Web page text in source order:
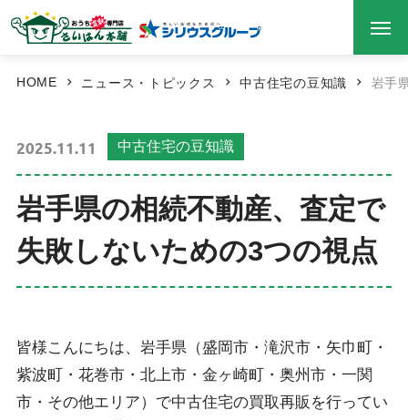
HOME ニュース・トピックス 中古住宅の豆知識 岩手
2025.11.11 中古住宅の豆知識
岩手県の相続不動産、査定で
失敗しないための3つの視点
皆様こんにちは、岩手県（盛岡市・滝沢市・矢巾町・
紫波町・花巻市・北上市・金ヶ崎町・奥州市・一関
市・その他エリア）で中古住宅の買取再販を行ってい